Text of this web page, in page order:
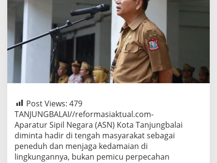
Jadi
Peneduh
di
tengah
Dinamika
Post Views: 479
TANJUNGBALAI//reformasiaktual.com-
Aparatur Sipil Negara (ASN) Kota Tanjungbalai
diminta hadir di tengah masyarakat sebagai
peneduh dan menjaga kedamaian di
lingkungannya, bukan pemicu perpecahan